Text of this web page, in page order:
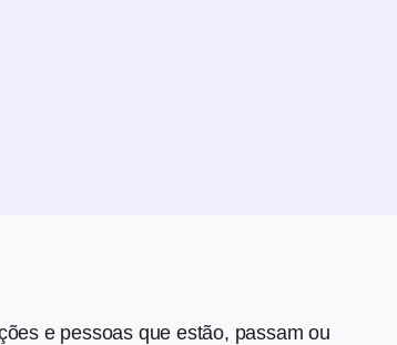
e pessoas que estão, passam ou